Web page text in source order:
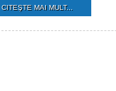
CITEŞTE MAI MULT...